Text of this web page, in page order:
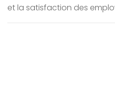
et la satisfaction des